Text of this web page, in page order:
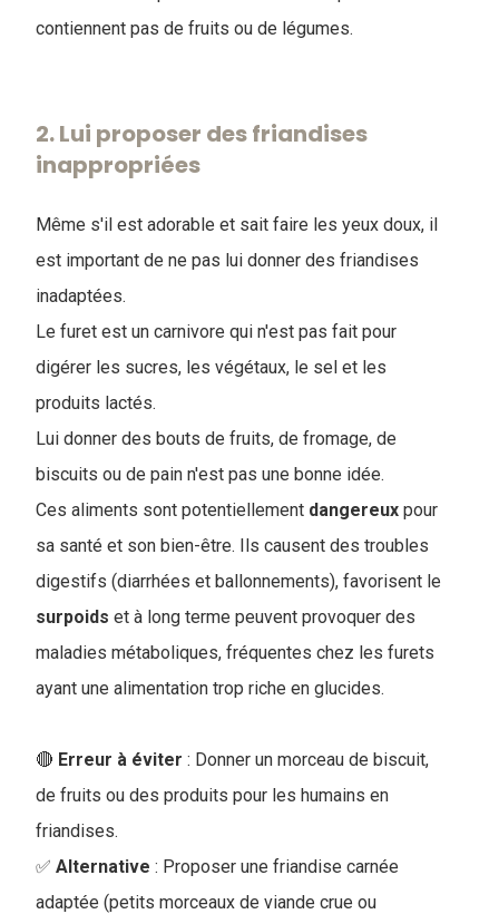
contiennent pas de fruits ou de légumes.
2. Lui proposer des friandises
inappropriées
Même s'il est adorable et sait faire les yeux doux, il
est important de ne pas lui donner des friandises
inadaptées.
Le furet est un carnivore qui n'est pas fait pour
digérer les sucres, les végétaux, le sel et les
produits lactés.
Lui donner des bouts de fruits, de fromage, de
biscuits ou de pain n'est pas une bonne idée.
Ces aliments sont potentiellement dangereux pour
sa santé et son bien-être. Ils causent des troubles
digestifs (diarrhées et ballonnements), favorisent le
surpoids et à long terme peuvent provoquer des
maladies métaboliques, fréquentes chez les furets
ayant une alimentation trop riche en glucides.
🔴 Erreur à éviter : Donner un morceau de biscuit,
de fruits ou des produits pour les humains en
friandises.
✅ Alternative : Proposer une friandise carnée
adaptée (petits morceaux de viande crue ou